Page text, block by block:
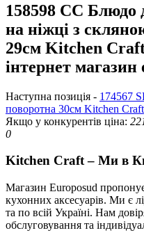
158598 CC Блюдо
на ніжці з
29см Kitchen
інтернет магазин
Наступна позиція - 174567
поворотна 30см Kitchen Craft
Якщо у конкурентів ціна:
0
Kitchen Craft – Ми в
Магазин Europosud
кухонних аксесуарів. Ми є
та по всій Україні. Нам
обслуговування та